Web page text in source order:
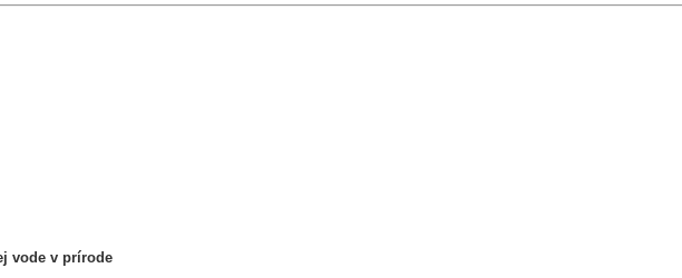
vode v prírode